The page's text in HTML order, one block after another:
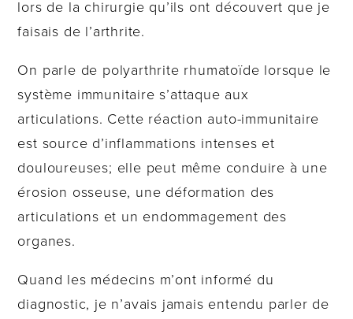
lors de la chirurgie qu’ils ont découvert que je
faisais de l’arthrite.
On parle de polyarthrite rhumatoïde lorsque le
système immunitaire s’attaque aux
articulations. Cette réaction auto-immunitaire
est source d’inflammations intenses et
douloureuses; elle peut même conduire à une
érosion osseuse, une déformation des
articulations et un endommagement des
organes.
Quand les médecins m’ont informé du
diagnostic, je n’avais jamais entendu parler de